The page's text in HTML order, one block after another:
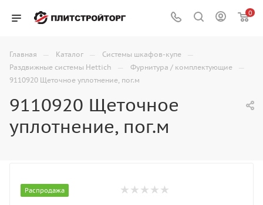
0
Главная — Каталог — Системы шкафов-купе —
Раздвижные системы Hettich — Фурнитура / комплектующие —
9110920 Щеточное уплотнение, пог.м
9110920 Щеточное
уплотнение, пог.м
Распродажа